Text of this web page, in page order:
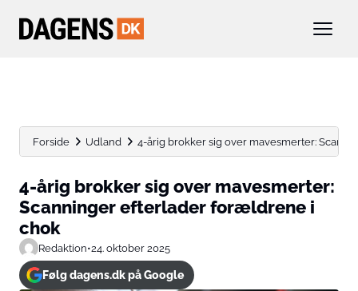
Forside Udland 4-årig brokker sig over mavesmerter:
4-årig brokker sig over mavesmerter:
Scanninger efterlader forældrene i
chok
Redaktion•24. oktober 2025
Følg dagens.dk på Google